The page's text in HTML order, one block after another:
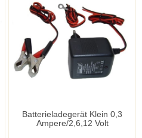
Batterieladegerät Klein 0,3
Ampere/2,6,12 Volt